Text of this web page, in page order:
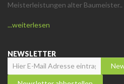
Meisterleistungen alter Baumeister..
...weiterlesen
NEWSLETTER